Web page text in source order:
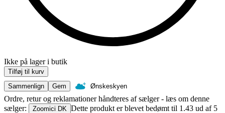
Ikke på lager i butik
Tilføj til kurv
Sammenlign
Gem Ønskeskyen
Ordre, retur og reklamationer håndteres af sælger - læs om denne
sælger:
Zoomici DK Dette produkt er blevet bedømt til 1.43 ud af 5